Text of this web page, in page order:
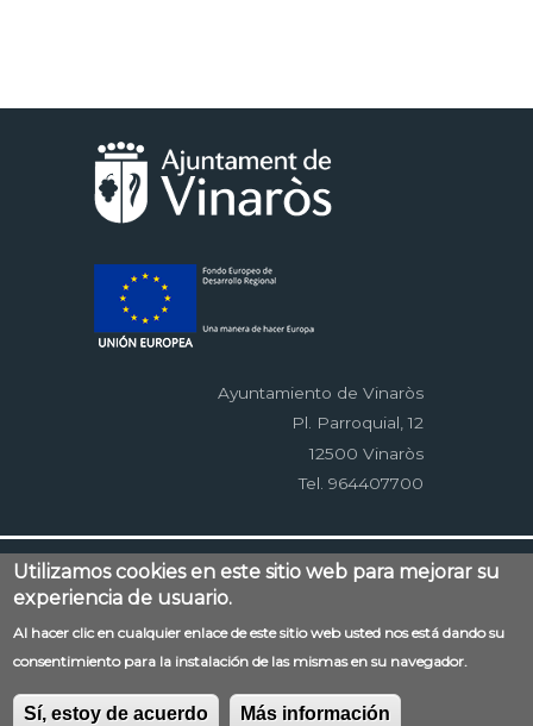
Ayuntamiento de Vinaròs
Pl. Parroquial, 12
12500 Vinaròs
Tel. 964407700
Menú
al
pie
Contacto Aviso legal
Mapa web
Accessibilitat
Política de privacidad
EDUSI
Utilizamos cookies en este sitio web para mejorar su
experiencia de usuario.
Al hacer clic en cualquier enlace de este sitio web usted nos está dando su
consentimiento para la instalación de las mismas en su navegador.
Sí, estoy de acuerdo Más información